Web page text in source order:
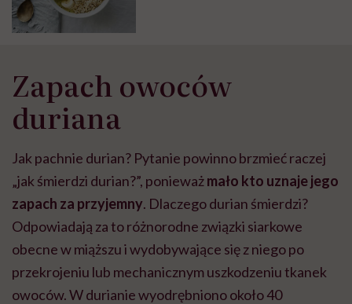
Zapach owoców
duriana
Jak pachnie durian? Pytanie powinno brzmieć raczej
„jak śmierdzi durian?”, ponieważmało kto uznaje jego
zapach za przyjemny. Dlaczego durian śmierdzi?
Odpowiadają za to różnorodne związki siarkowe
obecne w miąższu i wydobywające się z niego po
przekrojeniu lub mechanicznym uszkodzeniu tkanek
owoców. W durianie wyodrębniono około 40